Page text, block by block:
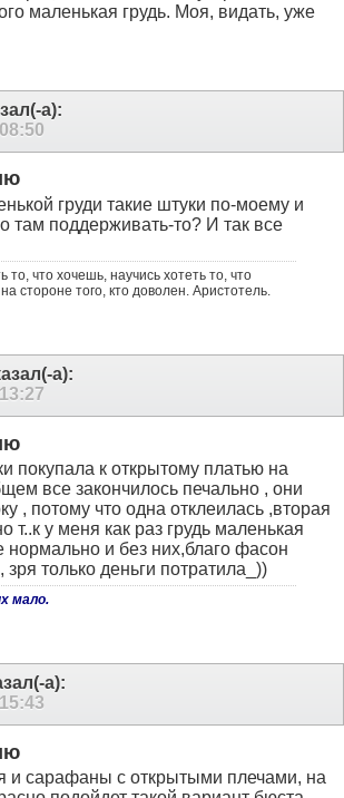
маленькая грудь. Моя, видать, уже
а):
08:50
груди такие штуки по-моему и
там поддерживать-то? И так все
что хочешь, научись хотеть то, что
стороне того, кто доволен. Аристотель.
а):
13:27
покупала к открытому платью на
все закончилось печально , они
, потому что одна отклеилась ,вторая
т..к у меня как раз грудь маленькая
нормально и без них,благо фасон
зря только деньги потратила_))
мало.
а):
15:43
и сарафаны с открытыми плечами, на